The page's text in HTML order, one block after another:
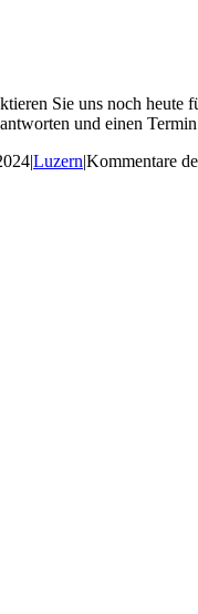
Sie uns noch
und einen
|Luzern|Kommentare